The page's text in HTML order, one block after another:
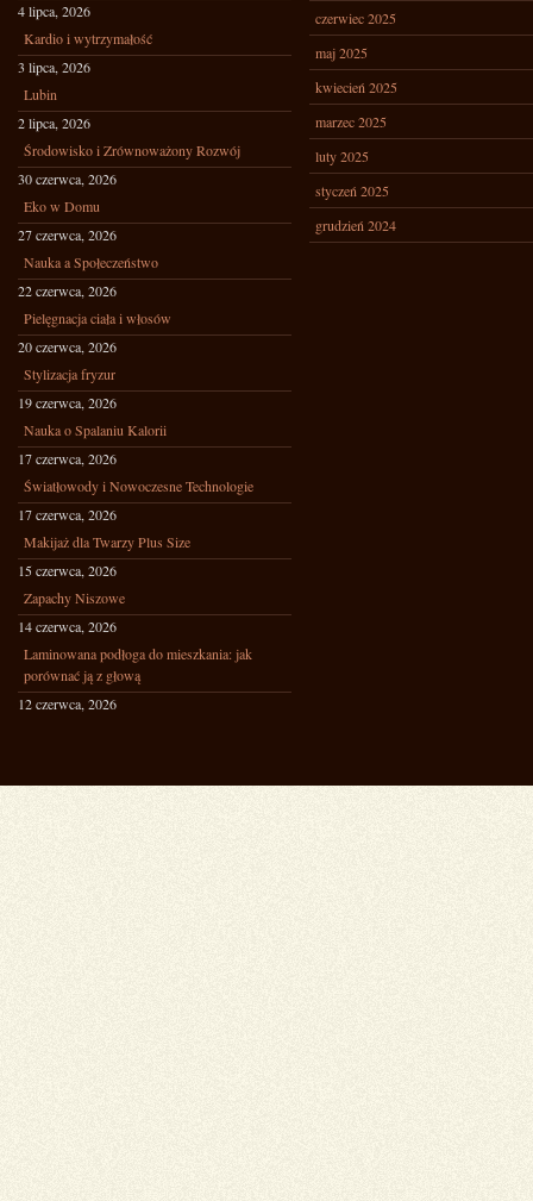
4 lipca, 2026
Kardio i wytrzymałość
3 lipca, 2026
Lubin
2 lipca, 2026
Środowisko i Zrównoważony Rozwój
30 czerwca, 2026
Eko w Domu
27 czerwca, 2026
Nauka a Społeczeństwo
22 czerwca, 2026
Pielęgnacja ciała i włosów
20 czerwca, 2026
Stylizacja fryzur
19 czerwca, 2026
Nauka o Spalaniu Kalorii
17 czerwca, 2026
Światłowody i Nowoczesne Technologie
17 czerwca, 2026
Makijaż dla Twarzy Plus Size
15 czerwca, 2026
Zapachy Niszowe
14 czerwca, 2026
Laminowana podłoga do mieszkania: jak
porównać ją z głową
12 czerwca, 2026
czerwiec 2025
maj 2025
kwiecień 2025
marzec 2025
luty 2025
styczeń 2025
grudzień 2024